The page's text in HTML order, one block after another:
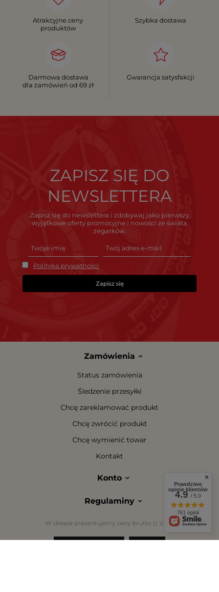
Atrakcyjne ceny
produktów
Szybka dostawa
Darmowa dostawa
dla zamówień od 69 zł
Gwarancja satysfakcji
ZAPISZ SIĘ DO
NEWSLETTERA
Zapisz się do newslettera i zdobywaj jako pierwszy
wyjątkowe oferty promocyjne i nowości ze świata
zegarków.
Polityka prywatności
Zapisz się
Zamówienia
Status zamówienia
Śledzenie przesyłki
Chcę zareklamować produkt
Chcę zwrócić produkt
Chcę wymienić towar
Kontakt
Konto
Regulaminy
W sklepie prezentujemy ceny brutto (z VAT).
Prawdziwe
opinie klientów
4.9/ 5.0
761 opinii